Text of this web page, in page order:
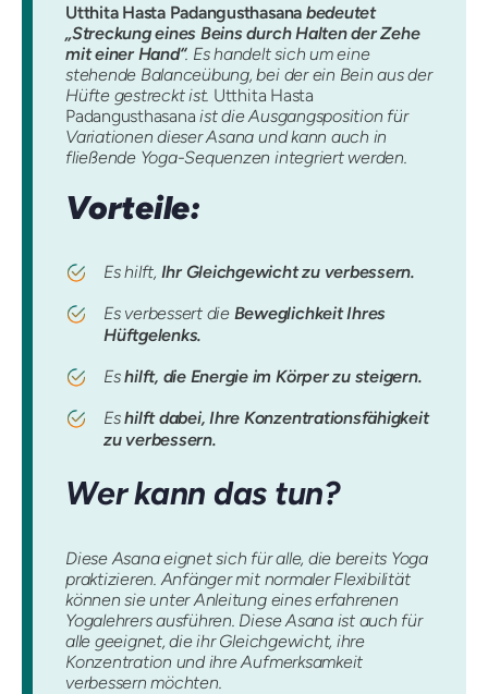
Utthita Hasta Padangusthasana bedeutet
„Streckung eines Beins durch Halten der Zehe
mit einer Hand“. Es handelt sich um eine
stehende Balanceübung, bei der ein Bein aus der
Hüfte gestreckt ist. Utthita Hasta
Padangusthasana ist die Ausgangsposition für
Variationen dieser Asana und kann auch in
fließende Yoga-Sequenzen integriert werden.
Vorteile:
Es hilft, Ihr Gleichgewicht zu verbessern.
Es verbessert die Beweglichkeit Ihres
Hüftgelenks.
Eshilft, die Energie im Körper zu steigern.
Eshilft dabei, Ihre Konzentrationsfähigkeit
zu verbessern.
Wer kann das tun?
Diese Asana eignet sich für alle, die bereits Yoga
praktizieren. Anfänger mit normaler Flexibilität
können sie unter Anleitung eines erfahrenen
Yogalehrers ausführen. Diese Asana ist auch für
alle geeignet, die ihr Gleichgewicht, ihre
Konzentration und ihre Aufmerksamkeit
verbessern möchten.